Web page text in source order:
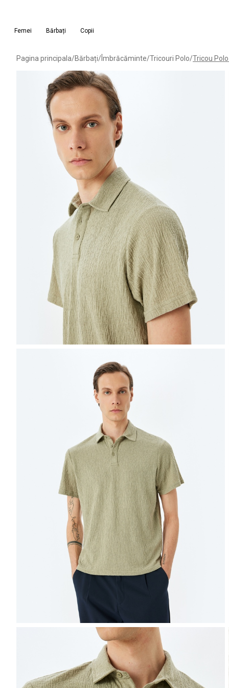
Femei Bărbați Copii
Pagina principala/Bărbați/Îmbrăcăminte/Tricouri Polo/Tricou
Puteți ajunge la
Selecteaza țara
Selectează mărimea
Informațiile despre starea
Tabel de mărimi